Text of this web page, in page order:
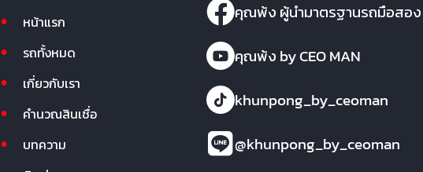
หน้าแรก
รถทั้งหมด
เกี่ยวกับเรา
คำนวณสินเชื่อ
บทความ
คุณพ้ง ผู้นำมาตรฐานรถมือสอง
คุณพ้ง by CEO MAN
khunpong_by_ceoman
@khunpong_by_ceoman